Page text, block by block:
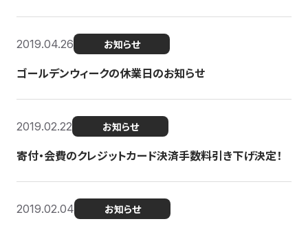
2019.04.26 お知らせ
ゴールデンウィークの休業日のお知らせ
2019.02.22 お知らせ
寄付・会費のクレジットカード決済手数料引き下げ決定！
2019.02.04 お知らせ